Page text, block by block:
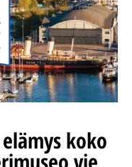
koko